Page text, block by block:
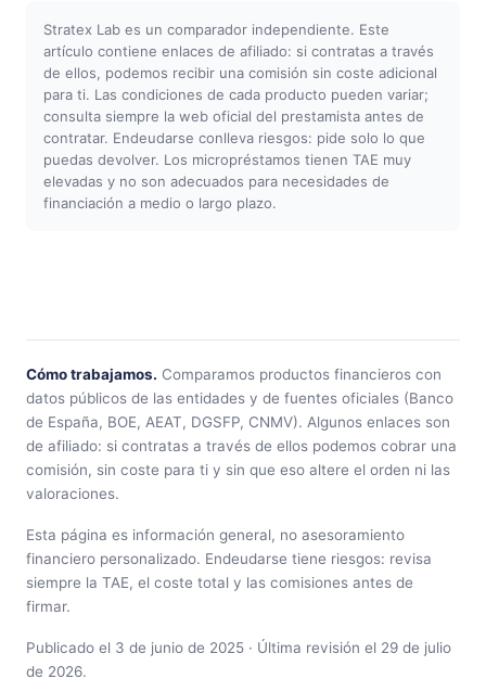
Stratex Lab es un comparador independiente. Este
artículo contiene enlaces de afiliado: si contratas a través
de ellos, podemos recibir una comisión sin coste adicional
para ti. Las condiciones de cada producto pueden variar;
consulta siempre la web oficial del prestamista antes de
contratar. Endeudarse conlleva riesgos: pide solo lo que
puedas devolver. Los micropréstamos tienen TAE muy
elevadas y no son adecuados para necesidades de
financiación a medio o largo plazo.
Cómo trabajamos. Comparamos productos financieros con
datos públicos de las entidades y de fuentes oficiales (Banco
de España, BOE, AEAT, DGSFP, CNMV). Algunos enlaces son
de afiliado: si contratas a través de ellos podemos cobrar una
comisión, sin coste para ti y sin que eso altere el orden ni las
valoraciones.
Esta página es información general, no asesoramiento
financiero personalizado. Endeudarse tiene riesgos: revisa
siempre la TAE, el coste total y las comisiones antes de
firmar.
Publicado el 3 de junio de 2025 · Última revisión el 29 de julio
de 2026.